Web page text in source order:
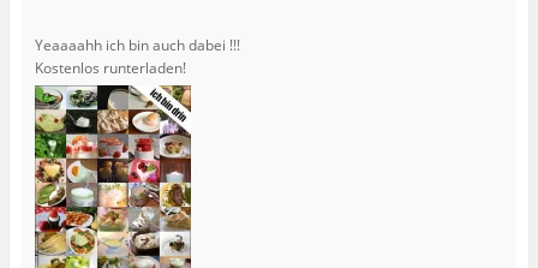
Yeaaaahh ich bin auch dabei !!!
Kostenlos runterladen!